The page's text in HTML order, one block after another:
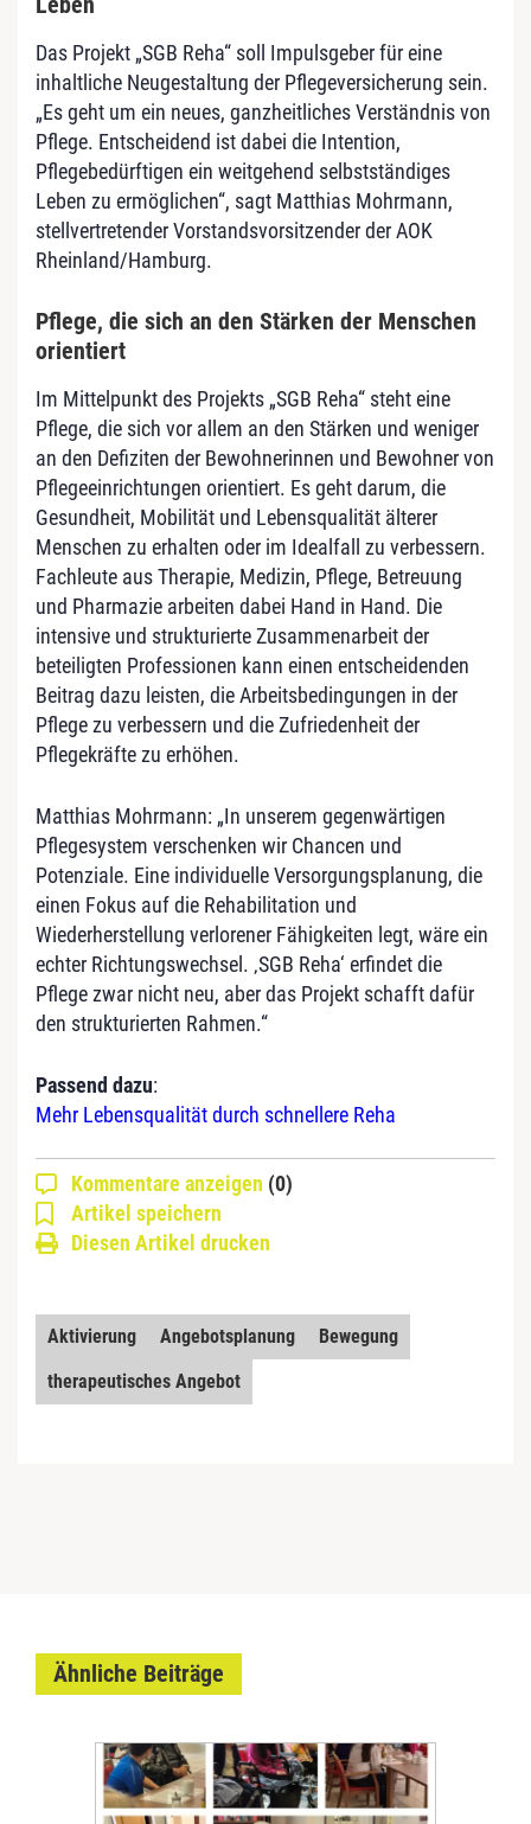
Das Projekt „SGB Reha“ soll Impulsgeber für eine
inhaltliche Neugestaltung der Pflegeversicherung sein.
„Es geht um ein neues, ganzheitliches Verständnis von
Pflege. Entscheidend ist dabei die Intention,
Pflegebedürftigen ein weitgehend selbstständiges
Leben zu ermöglichen“, sagt Matthias Mohrmann,
stellvertretender Vorstandsvorsitzender der AOK
Rheinland/Hamburg.
Pflege, die sich an den Stärken der Menschen
orientiert
Im Mittelpunkt des Projekts „SGB Reha“ steht eine
Pflege, die sich vor allem an den Stärken und weniger
an den Defiziten der Bewohnerinnen und Bewohner von
Pflegeeinrichtungen orientiert. Es geht darum, die
Gesundheit, Mobilität und Lebensqualität älterer
Menschen zu erhalten oder im Idealfall zu verbessern.
Fachleute aus Therapie, Medizin, Pflege, Betreuung
und Pharmazie arbeiten dabei Hand in Hand. Die
intensive und strukturierte Zusammenarbeit der
beteiligten Professionen kann einen entscheidenden
Beitrag dazu leisten, die Arbeitsbedingungen in der
Pflege zu verbessern und die Zufriedenheit der
Pflegekräfte zu erhöhen.
Matthias Mohrmann: „In unserem gegenwärtigen
Pflegesystem verschenken wir Chancen und
Potenziale. Eine individuelle Versorgungsplanung, die
einen Fokus auf die Rehabilitation und
Wiederherstellung verlorener Fähigkeiten legt, wäre ein
echter Richtungswechsel. ‚SGB Reha‘ erfindet die
Pflege zwar nicht neu, aber das Projekt schafft dafür
den strukturierten Rahmen.“
Passend dazu:
Mehr Lebensqualität durch schnellere Reha
Kommentare anzeigen (0)
Artikel speichern
Diesen Artikel drucken
Aktivierung Angebotsplanung
Bewegung
therapeutisches Angebot
Ähnliche Beiträge